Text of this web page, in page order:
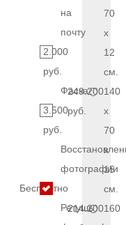
на
почту
2.000
руб.
Фаска
3.500
руб.
фотографии
Бесплатно
Ретушь
70
x
12
см.
249.200
руб.
140
x
70
x
15
см.
214.200160